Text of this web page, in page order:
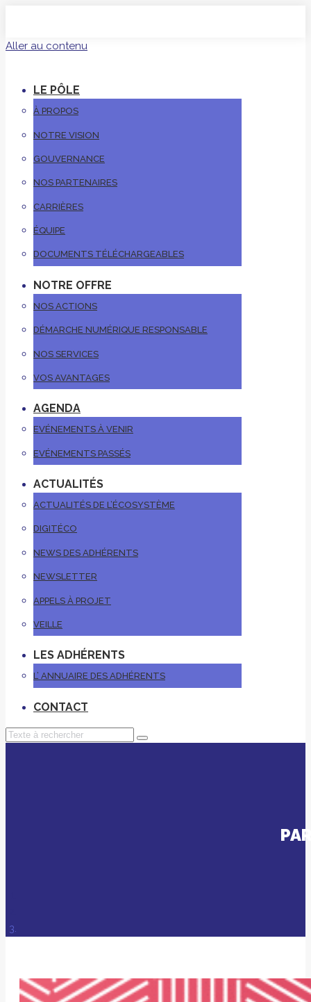
Aller au contenu
LE PÔLE
À PROPOS
NOTRE VISION
GOUVERNANCE
NOS PARTENAIRES
CARRIÈRES
ÉQUIPE
DOCUMENTS TÉLÉCHARGEABLES
NOTRE OFFRE
NOS ACTIONS
DÉMARCHE NUMÉRIQUE RESPONSABLE
NOS SERVICES
VOS AVANTAGES
AGENDA
EVÉNEMENTS À VENIR
EVÉNEMENTS PASSÉS
ACTUALITÉS
ACTUALITÉS DE L’ÉCOSYSTÈME
DIGITÉCO
NEWS DES ADHÉRENTS
NEWSLETTER
APPELS À PROJET
VEILLE
LES ADHÉRENTS
L’ ANNUAIRE DES ADHÉRENTS
CONTACT